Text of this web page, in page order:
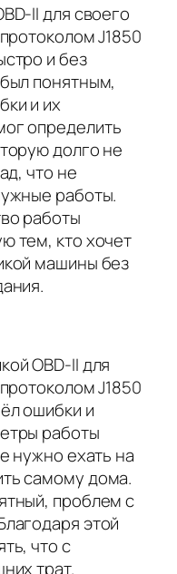
II для своего
J1850
и без
понятным,
и их
определить
долго не
что не
работы.
работы
тем, кто хочет
машины без
OBD-II для
J1850
ошибки и
работы
нужно ехать на
самому дома.
проблем с
этой
что с
трат.